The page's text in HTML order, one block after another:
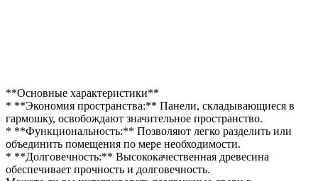
**Основные характеристики**
* **Экономия пространства:** Панели, складывающиеся в
гармошку, освобождают значительное пространство.
* **Функциональность:** Позволяют легко разделить или
объединить помещения по мере необходимости.
* **Долговечность:** Высококачественная древесина
обеспечивает прочность и долговечность.